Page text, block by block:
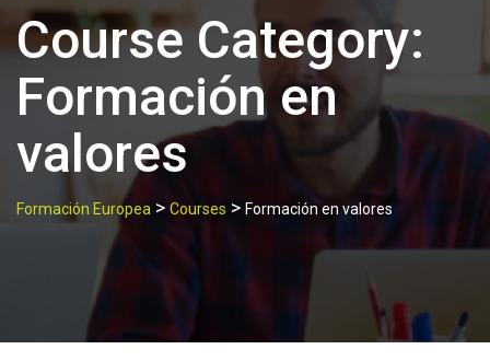
Course Category:
Formación en
valores
Formación Europea > Courses > Formación en valores